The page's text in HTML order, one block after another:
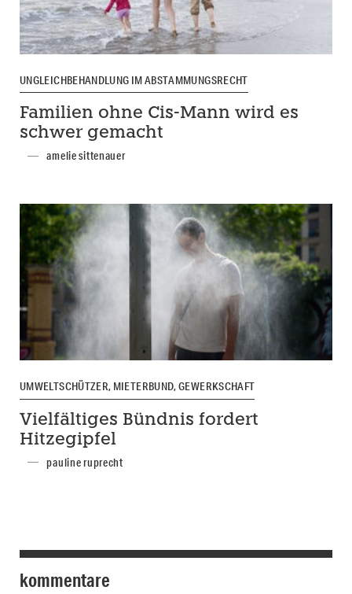
UNGLEICHBEHANDLUNG IM ABSTAMMUNGSRECHT
Familien ohne Cis-Mann wird es
schwer gemacht
amelie sittenauer
UMWELTSCHÜTZER, MIETERBUND, GEWERKSCHAFT
Vielfältiges Bündnis fordert
Hitzegipfel
pauline ruprecht
kommentare